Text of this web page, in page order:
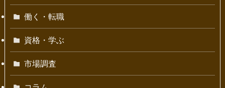
働く・転職
資格・学ぶ
市場調査